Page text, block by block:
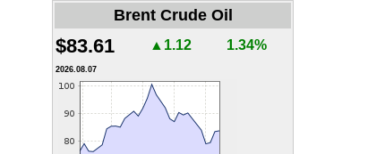
Brent Crude Oil
$83.61 ▲1.12 1.34%
2026.08.07